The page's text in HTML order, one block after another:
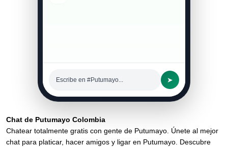
Escribe en #Putumayo... ➤
Chat de Putumayo Colombia
Chatear totalmente gratis con gente de Putumayo. Únete al mejor
chat para platicar, hacer amigos y ligar en Putumayo. Descubre